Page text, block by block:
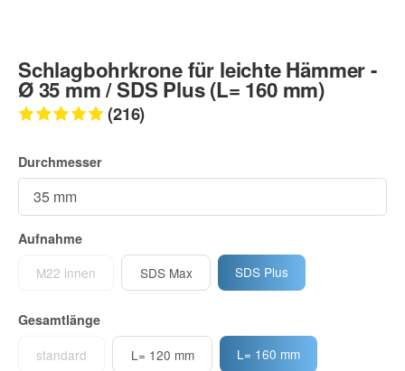
Schlagbohrkrone für leichte Hämmer -
Ø 35 mm / SDS Plus (L= 160 mm)
(216)
Durchmesser
Aufnahme
M22 innen
SDS Max SDS Plus
Gesamtlänge
standard
L= 120 mm L= 160 mm